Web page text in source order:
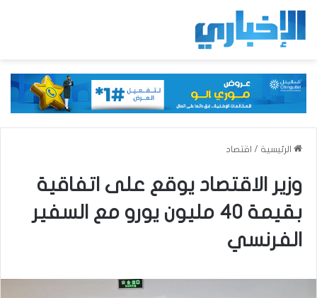
الرئيسية / اقتصاد
وزير الاقتصاد يوقع على اتفاقية
بقيمة 40 مليون يورو مع السفير
الفرنسي